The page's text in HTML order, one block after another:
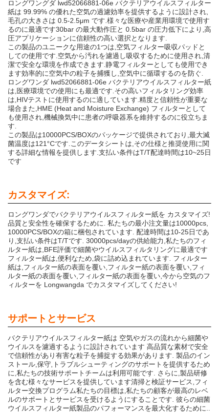
ロングワングダ lwd52066881-06e バクテリアウイルスフィルター
紙は 99.99% の優れた空気の過濾効率を提供するように設計され,
毛孔の大きさは 0.5-2.5μm です.様々な医療や産業用環境で使用す
るのに最適です30bar の最大動作圧と 0.5bar の圧力低下により,高
圧アプリケーションに信頼性の高い選択となります.
この製品のユニークな用途の1つは,空気フィルター吸収パッドと
しての使用です.空気から汚れを濾過し吸収するために使用され,清
潔で安全な環境を作成できます.静電フィルターとしても使用でき
ます効率的に空気中の粒子を捕獲し,空気中に循環するのを防ぐ.
ロングワンダ lwd52066881-06e バクテリアウイルスフィルター紙
は,医療環境での使用にも最適です.その高いフィルタリング効率
は,HIVテストに使用するのに適しています.精度と信頼性が重要な
場合また,HME (Heat and Moisture Exchange) フィルターとして
も使用され,機械換気中に患者の呼吸器系を維持するのに役立ちま
す.
この製品は10000PCS/BOXのパッケージで提供されており,最大滅
菌温度は121°Cです.このデータシートは,その仕様と推奨使用に関
する詳細な情報を提供します.支払い条件はT/T配達時間は10~25日
です
カスタマイズ:
ロングワンダでバクテリアウイルスフィルター紙を カスタマイズ!
品質と安全性を確保するために. 私たちの最小注文量は10000pcs,
10000PCS/BOXの箱に梱包されています. 配達時間は10-25日であ
り,支払い条件はT/Tです. 30000pcs/dayの供給能力,私たちのフィ
ルター紙は,BFE評価で細菌やウイルスフィルタリングに最適です
フィルター紙は,便利なため,袋に詰め込まれています. フィルター
紙は,フィルター紙の表面を覆い,フィルター紙の表面を覆い,フィ
ルター紙の表面を覆い,フィルター紙の表面を覆い,今から空気のフ
ィルターを Longwangda でカスタマイズしてください!
サポートとサービス
バクテリアウイルスフィルター紙は 空気やガスの流れから細菌や
ウイルスを濾過するように設計されています 高品質な素材で安全
で信頼性があり有害な粒子を捕捉する効果があります. 製品のイン
ストール,保守,トラブルシューティングのサポートを提供するため
に,私たちの技術サポートチームは利用可能です. さらに,製品研修
を含む様々なサービスを提供しています清掃と検証サービス,フィ
ルター交換プログラム私たちの目標は,私たちの顧客が最高のレベ
ルのサポートとサービスを受けるようにすることです. 彼らの細菌
ウイルスフィルター紙製品のパフォーマンスを最大化するために..